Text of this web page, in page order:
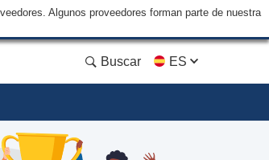
Algunos proveedores forman parte de nuestra
Buscar ES